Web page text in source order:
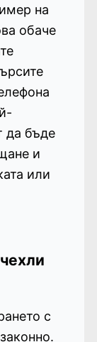
на
обаче
да бъде
и
или
с